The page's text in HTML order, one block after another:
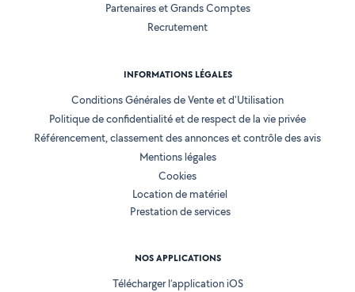
Partenaires et Grands Comptes
Recrutement
INFORMATIONS LÉGALES
Conditions Générales de Vente et d'Utilisation
Politique de confidentialité et de respect de la vie privée
Référencement, classement des annonces et contrôle des avis
Mentions légales
Cookies
Location de matériel
Prestation de services
NOS APPLICATIONS
Télécharger l’application iOS